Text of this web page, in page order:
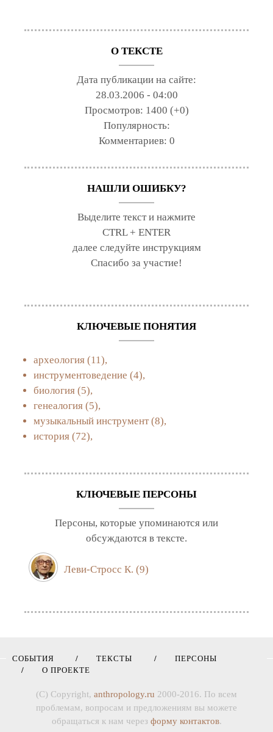
О ТЕКСТЕ
Дата публикации на сайте:
28.03.2006 - 04:00
Просмотров: 1400 (+0)
Популярность:
Комментариев: 0
НАШЛИ ОШИБКУ?
Выделите текст и нажмите
CTRL + ENTER
далее следуйте инструкциям
Спасибо за участие!
КЛЮЧЕВЫЕ ПОНЯТИЯ
археология (11),
инструментоведение (4),
биология (5),
генеалогия (5),
музыкальный инструмент (8),
история (72),
КЛЮЧЕВЫЕ ПЕРСОНЫ
Персоны, которые упоминаются или
обсуждаются в тексте.
Леви-Стросс К. (9)
СОБЫТИЯ ТЕКСТЫ
ПЕРСОНЫ
О ПРОЕКТЕ
(C) Copyright, anthropology.ru 2000-2016. По всем
проблемам, вопросам и предложениям вы можете
обращаться к нам через форму контактов.